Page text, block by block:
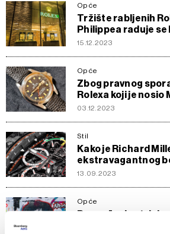
Opće
Tržište rabljenih
Philippea raduje
15.12.2023
Opće
Zbog pravnog
Rolexa koji je nosio
03.12.2023
Stil
Kako je Richard
ekstravagantnog
13.09.2023
Opće
Pronađeni sat